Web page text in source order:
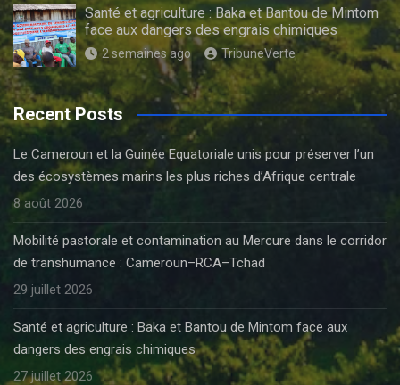
Santé et agriculture : Baka et Bantou de Mintom
face aux dangers des engrais chimiques
2 semaines ago TribuneVerte
Recent Posts
Le Cameroun et la Guinée Equatoriale unis pour préserver l’un
des écosystèmes marins les plus riches d’Afrique centrale
8 août 2026
Mobilité pastorale et contamination au Mercure dans le corridor
de transhumance : Cameroun–RCA–Tchad
29 juillet 2026
Santé et agriculture : Baka et Bantou de Mintom face aux
dangers des engrais chimiques
27 juillet 2026